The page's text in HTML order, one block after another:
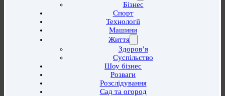
Бізнес
Спорт
Технології
Машини
Життя
Здоров’я
Суспільство
Шоу бізнес
Розваги
Розслідування
Сад та огород